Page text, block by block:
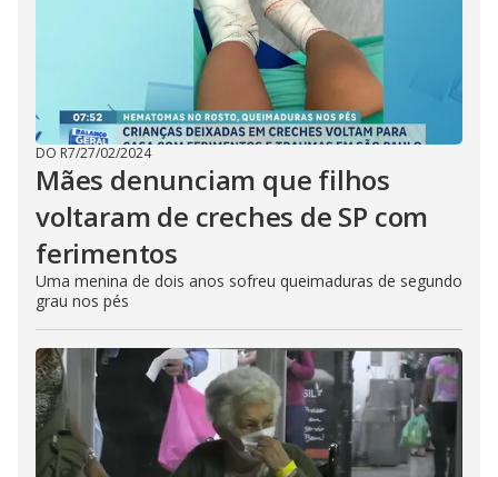
DO R7/27/02/2024
Mães denunciam que filhos
voltaram de creches de SP com
ferimentos
Uma menina de dois anos sofreu queimaduras de segundo
grau nos pés